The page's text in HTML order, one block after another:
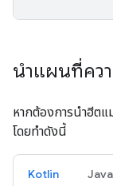
นำแผนที่คว
หากต้องการนำฮีต
โดยทำดังนี้
Kotlin Java